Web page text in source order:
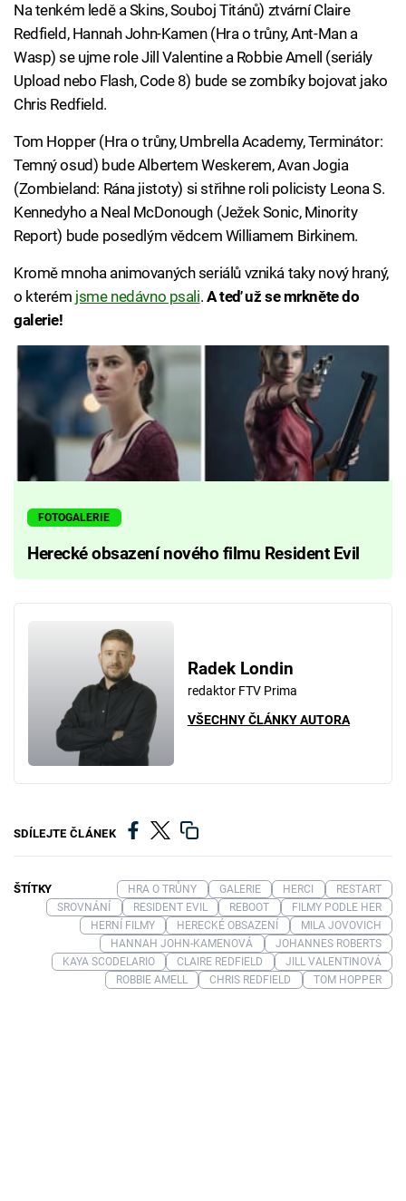
Na tenkém ledě a Skins, Souboj Titánů) ztvární Claire
Redfield, Hannah John-Kamen (Hra o trůny, Ant-Man a
Wasp) se ujme role Jill Valentine a Robbie Amell (seriály
Upload nebo Flash, Code 8) bude se zombíky bojovat jako
Chris Redfield.
Tom Hopper (Hra o trůny, Umbrella Academy, Terminátor:
Temný osud) bude Albertem Weskerem, Avan Jogia
(Zombieland: Rána jistoty) si střihne roli policisty Leona S.
Kennedyho a Neal McDonough (Ježek Sonic, Minority
Report) bude posedlým vědcem Williamem Birkinem.
Kromě mnoha animovaných seriálů vzniká taky nový hraný,
o kterém jsme nedávno psali. A teď už se mrkněte do
galerie!
FOTOGALERIE
Herecké obsazení nového filmu Resident Evil
Radek Londin
redaktor FTV Prima
VŠECHNY ČLÁNKY AUTORA
SDÍLEJTE ČLÁNEK
ŠTÍTKY HRA O TRŮNY GALERIE HERCI
RESTART
SROVNÁNÍ
RESIDENT EVIL REBOOT
FILMY PODLE HER
HERNÍ FILMY
HERECKÉ OBSAZENÍ
MILA JOVOVICH
HANNAH JOHN-KAMENOVÁ
JOHANNES ROBERTS
KAYA SCODELARIO
CLAIRE REDFIELD
JILL VALENTINOVÁ
ROBBIE AMELL
CHRIS REDFIELD TOM HOPPER